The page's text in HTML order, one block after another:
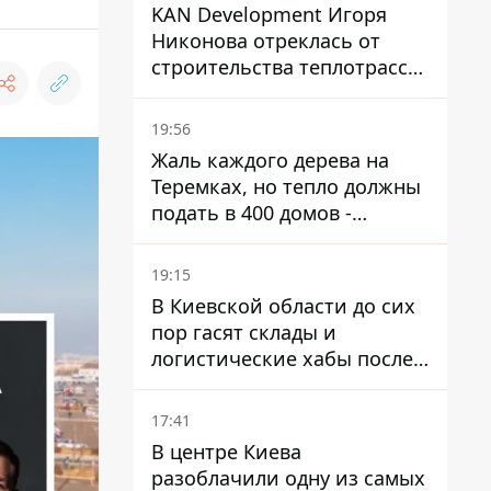
KAN Development Игоря
Никонова отреклась от
строительства теплотрассы
на Теремках
19:56
Жаль каждого дерева на
Теремках, но тепло должны
подать в 400 домов -
депутат Киевсовета
19:15
В Киевской области до сих
пор гасят склады и
логистические хабы после
прилетов ракет - ГСЧС
17:41
В центре Киева
разоблачили одну из самых